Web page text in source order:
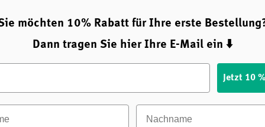
möchten 10% Rabatt für Ihre erste
Dann tragen Sie hier Ihre E-Mail ein ⬇️
Jetzt 10
Nachname